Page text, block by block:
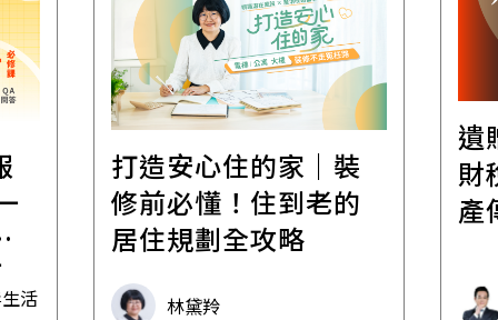
活
打造安心住的家｜裝
修前必懂！住到老的
居住規劃全攻略
林黛羚
遺
財
產